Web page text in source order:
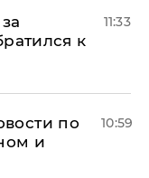
к
11:33
по
и
10:59